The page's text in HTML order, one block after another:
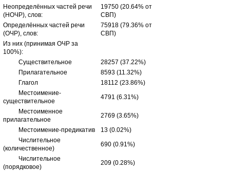
Неопределённых частей речи
(НОЧР), слов:
19750 (20.64% от
СВП)
Определённых частей речи
(ОЧР), слов:
75918 (79.36% от
СВП)
Из них (принимая ОЧР за
100%):
Существительное
28257 (37.22%)
Прилагательное
8593 (11.32%)
Глагол
18112 (23.86%)
Местоимение-
существительное
4791 (6.31%)
Местоименное
прилагательное
2769 (3.65%)
Местоимение-предикатив
13 (0.02%)
Числительное
(количественное)
690 (0.91%)
Числительное
(порядковое)
209 (0.28%)